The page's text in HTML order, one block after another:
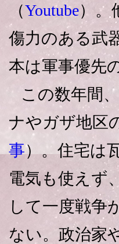
（Youtube）。
傷力のある武
本は軍事優先
この数年間
ナやガザ地区
事）。住宅は
電気も使えず
して一度戦争
ない。政治家